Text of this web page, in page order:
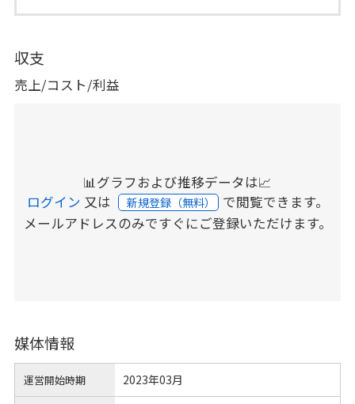
収支
売上/コスト/利益
📊グラフおよび推移データは📈
ログイン 又は 新規登録（無料） で閲覧できます。
メールアドレスのみですぐにご登録いただけます。
媒体情報
運営開始時期 2023年03月